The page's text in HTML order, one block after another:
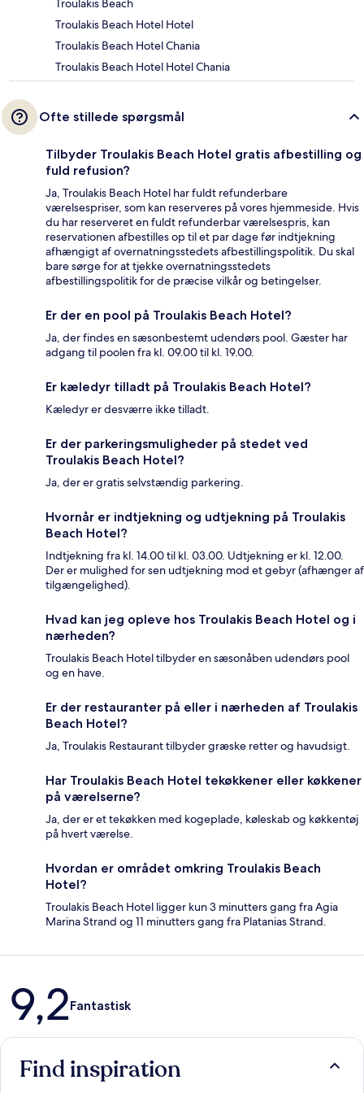
Troulakis Beach
Troulakis Beach Hotel Hotel
Troulakis Beach Hotel Chania
Troulakis Beach Hotel Hotel Chania
Ofte stillede spørgsmål
Tilbyder Troulakis Beach Hotel gratis afbestilling og
fuld refusion?
Ja, Troulakis Beach Hotel har fuldt refunderbare
værelsespriser, som kan reserveres på vores hjemmeside. Hvis
du har reserveret en fuldt refunderbar værelsespris, kan
reservationen afbestilles op til et par dage før indtjekning
afhængigt af overnatningsstedets afbestillingspolitik. Du skal
bare sørge for at tjekke overnatningsstedets
afbestillingspolitik for de præcise vilkår og betingelser.
Er der en pool på Troulakis Beach Hotel?
Ja, der findes en sæsonbestemt udendørs pool. Gæster har
adgang til poolen fra kl. 09.00 til kl. 19.00.
Er kæledyr tilladt på Troulakis Beach Hotel?
Kæledyr er desværre ikke tilladt.
Er der parkeringsmuligheder på stedet ved
Troulakis Beach Hotel?
Ja, der er gratis selvstændig parkering.
Hvornår er indtjekning og udtjekning på Troulakis
Beach Hotel?
Indtjekning fra kl. 14.00 til kl. 03.00. Udtjekning er kl. 12.00.
Der er mulighed for sen udtjekning mod et gebyr (afhænger af
tilgængelighed).
Hvad kan jeg opleve hos Troulakis Beach Hotel og i
nærheden?
Troulakis Beach Hotel tilbyder en sæsonåben udendørs pool
og en have.
Er der restauranter på eller i nærheden af Troulakis
Beach Hotel?
Ja, Troulakis Restaurant tilbyder græske retter og havudsigt.
Har Troulakis Beach Hotel tekøkkener eller køkkener
på værelserne?
Ja, der er et tekøkken med kogeplade, køleskab og køkkentøj
på hvert værelse.
Hvordan er området omkring Troulakis Beach
Hotel?
Troulakis Beach Hotel ligger kun 3 minutters gang fra Agia
Marina Strand og 11 minutters gang fra Platanias Strand.
Anmeldelser
9,2Fantastisk
Find inspiration